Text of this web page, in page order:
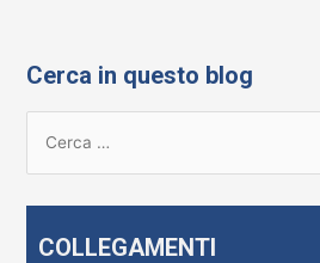
Cerca in questo blog
COLLEGAMENTI